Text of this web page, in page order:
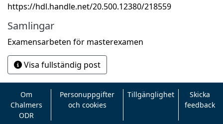
https://hdl.handle.net/20.500.12380/218559
Samlingar
Examensarbeten för masterexamen
Visa fullständig post
Om
Chalmers
ODR
Personuppgifter
och cookies
Tillgänglighet
Skicka
feedback